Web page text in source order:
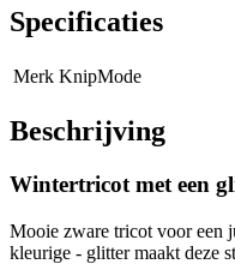
Specificaties
Merk KnipMode
Beschrijving
Wintertricot met een
Mooie zware tricot voor een
kleurige - glitter maakt deze